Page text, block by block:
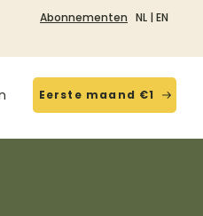
Abonnementen NL | EN
Eerste maand €1